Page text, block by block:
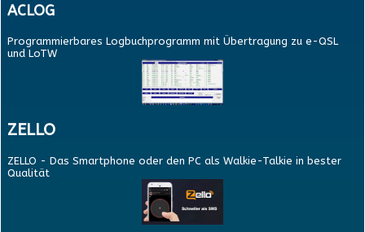
ACLOG
Programmierbares Logbuchprogramm mit Übertragung zu e-QSL
und LoTW
ZELLO
ZELLO - Das Smartphone oder den PC als Walkie-Talkie in bester
Qualität